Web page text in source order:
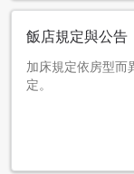
飯店規定與公告
加床規定依房型而
定。